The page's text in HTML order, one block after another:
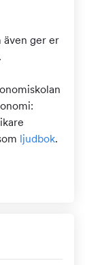
även ger er
ljudbok.